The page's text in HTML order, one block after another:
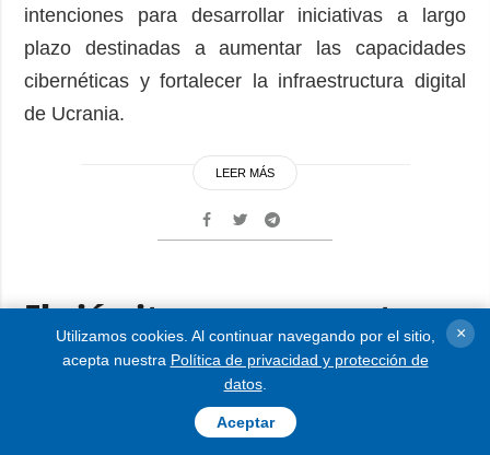
intenciones para desarrollar iniciativas a largo
plazo destinadas a aumentar las capacidades
cibernéticas y fortalecer la infraestructura digital
de Ucrania.
LEER MÁS
El ejército ruso concentra
fuerzas en el bosque de
Serebriansky y en Síversk
para atacar Drónivka
Utilizamos cookies. Al continuar navegando por el sitio,
acepta nuestra Política de privacidad y protección de
datos.
Aceptar
×